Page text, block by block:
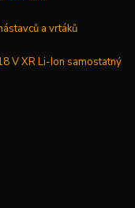
a vrtáků
V XR Li-Ion samostatný